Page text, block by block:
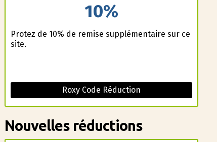
10%
Profitez de 10% de remise supplémentaire sur ce
site.
Roxy Code Réduction
Nouvelles réductions